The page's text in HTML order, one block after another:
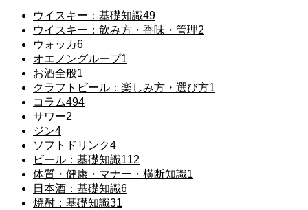
ウイスキー：基礎知識49
ウイスキー：飲み方・香味・管理2
ウォッカ6
オエノングループ1
お酒全般1
クラフトビール：楽しみ方・選び方1
コラム494
サワー2
ジン4
ソフトドリンク4
ビール：基礎知識112
体質・健康・マナー・横断知識1
日本酒：基礎知識6
焼酎：基礎知識31